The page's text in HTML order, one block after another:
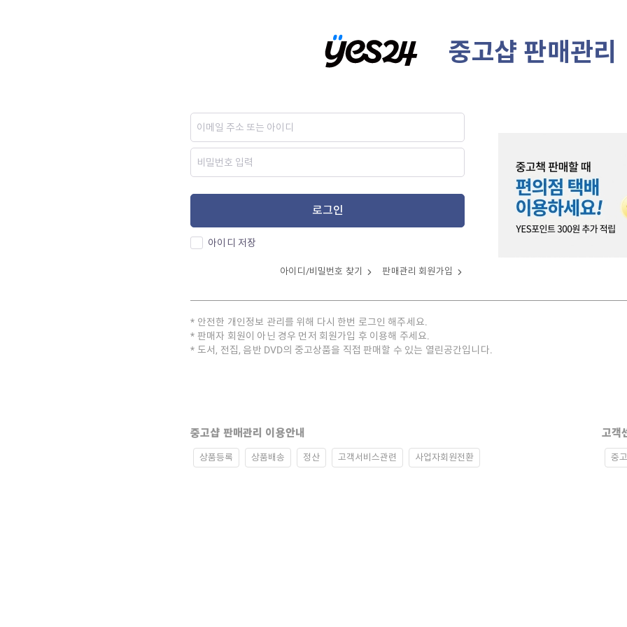
중고샵 판매관리
로그인
아이디 저장
아이디/비밀번호 찾기 판매관리 회원가입
안전한 개인정보 관리를 위해 다시 한번 로그인 해주세요.
판매자 회원이 아닌 경우 먼저 회원가입 후 이용해 주세요.
도서, 전집, 음반 DVD의 중고상품을 직접 판매할 수 있는 열린공간입니다.
중고샵 판매관리 이용안내
상품등록 상품배송 정산 고객서비스관련 사업자회원전환
고객
중